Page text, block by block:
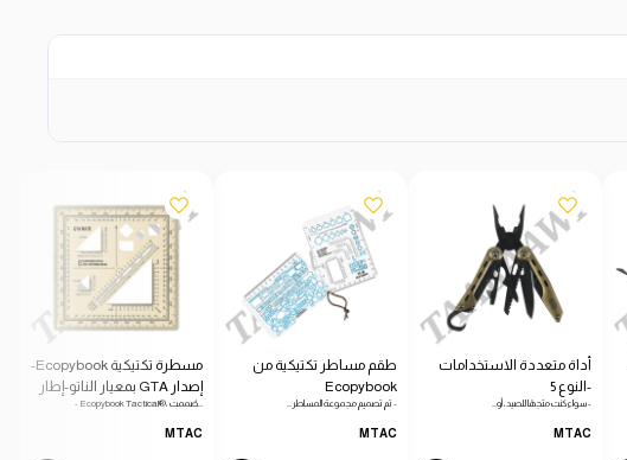
أداة متعددة الاستخدامات
-النوع 5
- سواء كنت متجهًا للصيد، أو…
MTAC
طقم مساطر تكتيكية من
Ecopybook
- تم تصميم مجموعة المساطر…
MTAC
مسطرة تكتيكية Ecopybook-
إصدار GTA بمعيار الناتو-إطار
أزرق
MTAC